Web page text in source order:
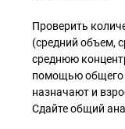
Проверить
(средний объем,
среднюю
помощью общего
назначают и
Сдайте общий